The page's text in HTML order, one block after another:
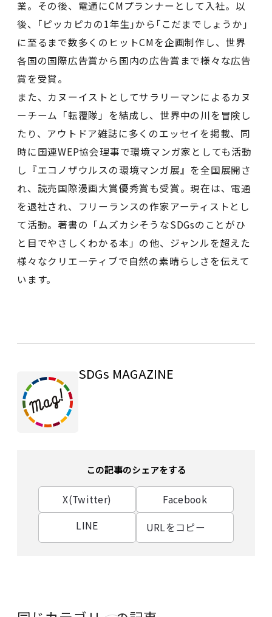
業。その後、電通にCMプランナーとして入社。以
後、｢ピッカピカの1年生｣から｢こだまでしょうか｣
に至るまで数多くのヒットCMを企画制作し、世界
各国の国際広告賞から国内の広告賞まで様々な広告
賞を受賞。
また、カヌーイストとしてサラリーマンによるカヌ
ーチーム「転覆隊」を結成し、世界中の川を冒険し
たり、アウトドア雑誌に多くのエッセイを掲載、同
時に国連WEP協会理事で環境マンガ家としても活動
し『エコノザウルスの環境マンガ展』を全国展開さ
れ、読売国際漫画大賞優秀賞も受賞。現在は、電通
を退社され、フリーランスの作家アーティストとし
て活動。著書の「ムズカシそうなSDGsのことがひ
と目でやさしくわかる本」の他、ジャンルを超えた
様々なクリエーティブで自然の素晴らしさを伝えて
います。
SDGs MAGAZINE
この記事のシェアをする
X(Twitter)
Facebook
LINE
URLをコピー